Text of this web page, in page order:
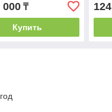
000₸
Купить